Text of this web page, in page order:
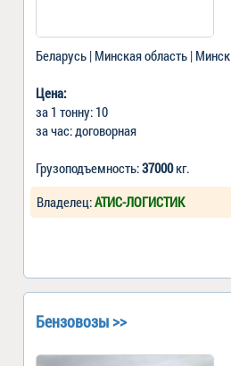
Беларусь | Минская область | Минск
Цена:
за 1 тонну: 10
за час: договорная
Грузоподъемность:37000кг.
Владелец:АТИС-ЛОГИСТИК
Бензовозы >>